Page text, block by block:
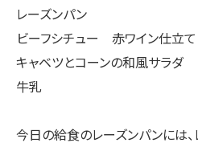
レーズンパン
ビーフシチュー 赤ワイン仕立て
キャベツとコーンの和風サラダ
牛乳
今日の給食のレーズンパンには、